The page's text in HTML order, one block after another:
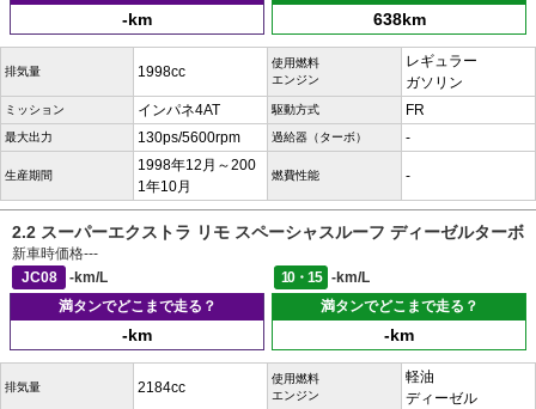
-km 638km
排気量 1998cc
使用燃料
エンジン
レギュラー
ガソリン
ミッション インパネ4AT 駆動方式 FR
最大出力 130ps/5600rpm 過給器（ターボ） -
生産期間
1998年12月～200
1年10月
燃費性能 -
2.2 スーパーエクストラ リモ スペーシャスルーフ ディーゼルターボ
新車時価格---
JC08
-km/L 10・15
-km/L
満タンでどこまで走る？
-km
満タンでどこまで走る？
-km
排気量 2184cc
使用燃料
エンジン
軽油
ディーゼル